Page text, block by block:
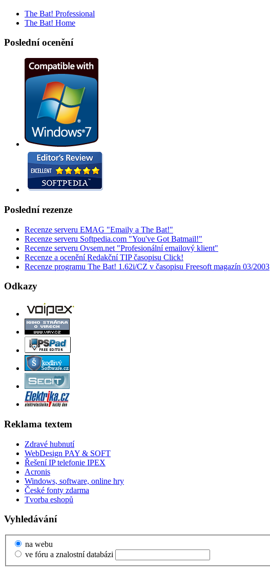
The Bat! Professional
The Bat! Home
Poslední ocenění
Poslední rezenze
Recenze serveru EMAG "Emaily a The Bat!"
Recenze serveru Softpedia.com "You've Got Batmail!"
Recenze serveru Ovsem.net "Profesionální emailový klient"
Recenze a ocenění Redakční TIP časopisu Click!
Recenze programu The Bat! 1.62i/CZ v časopisu Freesoft magazín 03/2003
Odkazy
Reklama textem
Zdravé hubnutí
WebDesign PAY & SOFT
Řešení IP telefonie IPEX
Acronis
Windows, software, online hry
České fonty zdarma
Tvorba eshopů
Vyhledávání
na webu
ve fóru a znalostní databázi